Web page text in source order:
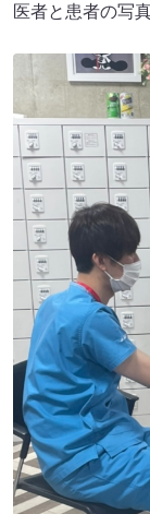
医者と患者の写